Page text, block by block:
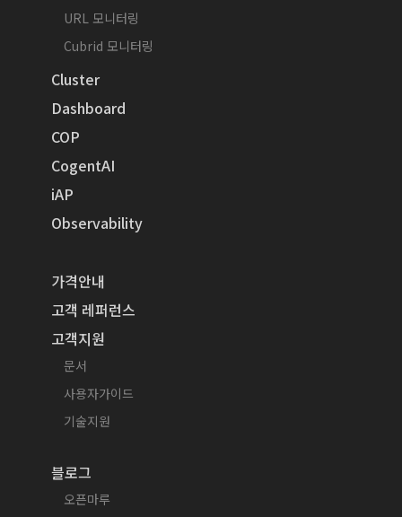
URL 모니터링
Cubrid 모니터링
Cluster
Dashboard
COP
CogentAI
iAP
Observability
가격안내
고객 레퍼런스
고객지원
문서
사용자가이드
기술지원
블로그
오픈마루